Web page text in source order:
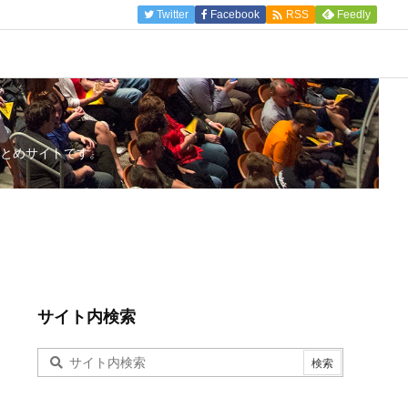
Twitter Facebook  RSS Feedly
めサイトです。
サイト内検索